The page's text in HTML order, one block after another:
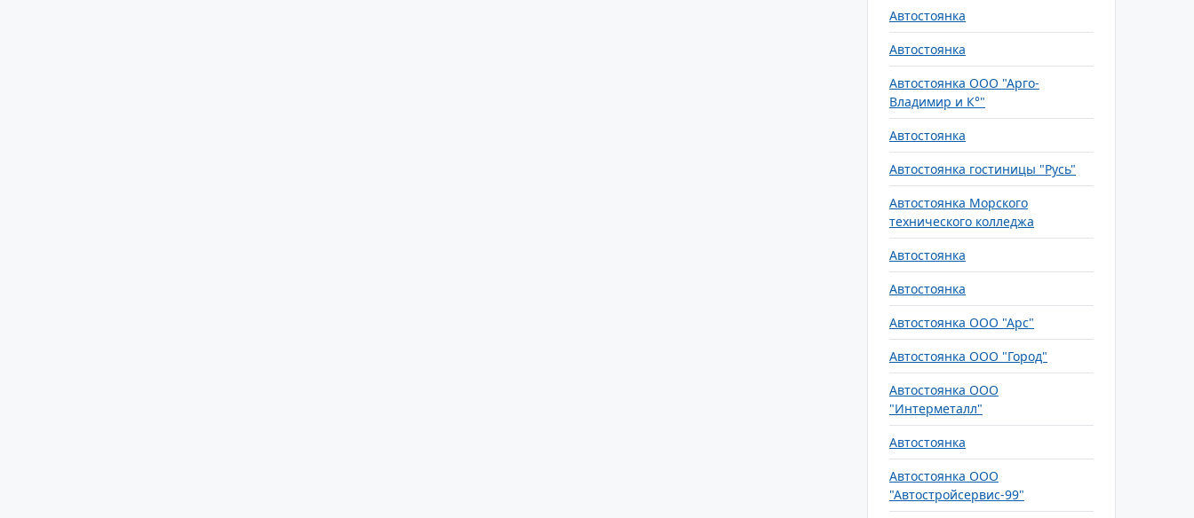
Автостоянка
Автостоянка
Автостоянка ООО "Арго-
Владимир и К°"
Автостоянка
Автостоянка гостиницы "Русь"
Автостоянка Морского
технического колледжа
Автостоянка
Автостоянка
Автостоянка ООО "Арс"
Автостоянка ООО "Город"
Автостоянка ООО
"Интерметалл"
Автостоянка
Автостоянка ООО
"Автостройсервис-99"